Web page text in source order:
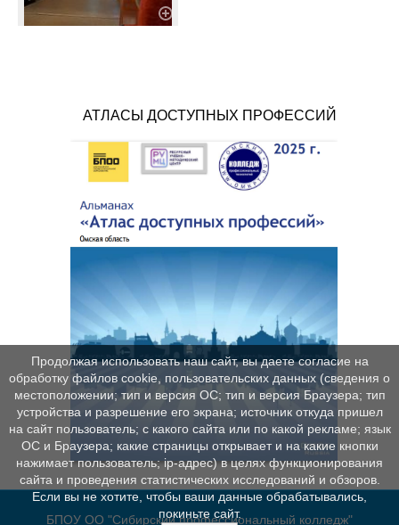
АТЛАСЫ ДОСТУПНЫХ ПРОФЕССИЙ
БПОУ ОО "Сибирский профессиональный колледж"
Продолжая использовать наш сайт, вы даете согласие на
обработку файлов cookie, пользовательских данных (сведения о
местоположении; тип и версия ОС; тип и версия Браузера; тип
устройства и разрешение его экрана; источник откуда пришел
на сайт пользователь; с какого сайта или по какой рекламе; язык
ОС и Браузера; какие страницы открывает и на какие кнопки
нажимает пользователь; ip-адрес) в целях функционирования
сайта и проведения статистических исследований и обзоров.
Если вы не хотите, чтобы ваши данные обрабатывались,
покиньте сайт.